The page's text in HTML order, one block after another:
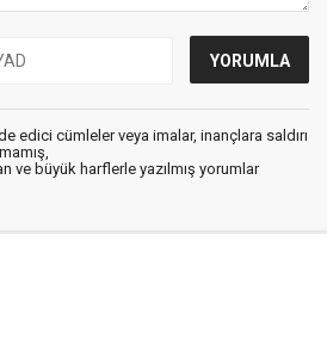
edici cümleler veya imalar, inançlara saldırı
ve büyük harflerle yazılmış yorumlar